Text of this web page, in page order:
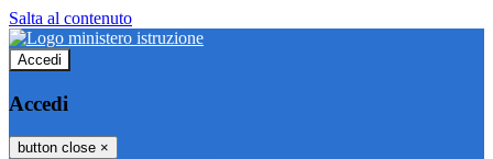
Salta al contenuto
Accedi
Accedi
button close ×